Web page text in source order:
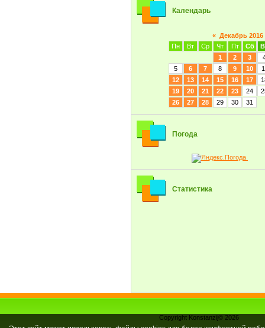
Календарь
« Декабрь 2016
Пн
Вт Ср Чт Пт Сб
1
2 3
5
6 7 8 9 10
12
13 14 15 16 17
19
20 21 22 23 24
26
27 28 29 30 31
Погода
Статистика
Copyright Konstanzij© 2026